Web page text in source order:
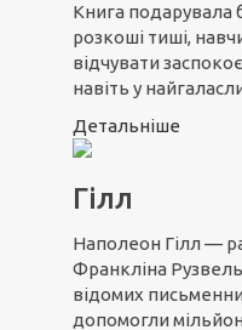
Книга подарувала
розкоші тиші,
відчувати
навіть у
Детальніше
Гілл
Наполеон Гілл —
Франкліна
відомих
допомогли